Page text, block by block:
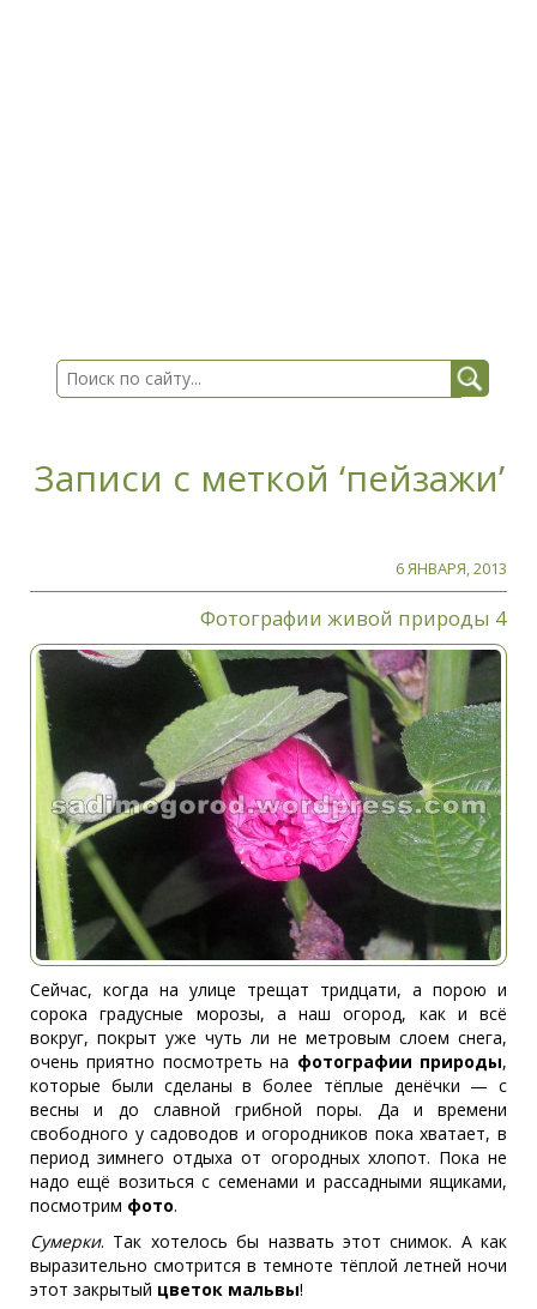
Записи с меткой ‘пейзажи’
6 ЯНВАРЯ, 2013
Фотографии живой природы 4
Сейчас, когда на улице трещат тридцати, а порою и
сорока градусные морозы, а наш огород, как и всё
вокруг, покрыт уже чуть ли не метровым слоем снега,
очень приятно посмотреть на фотографии природы,
которые были сделаны в более тёплые денёчки — с
весны и до славной грибной поры. Да и времени
свободного у садоводов и огородников пока хватает, в
период зимнего отдыха от огородных хлопот. Пока не
надо ещё возиться с семенами и рассадными ящиками,
посмотрим фото.
Сумерки. Так хотелось бы назвать этот снимок. А как
выразительно смотрится в темноте тёплой летней ночи
этот закрытый цветок мальвы!